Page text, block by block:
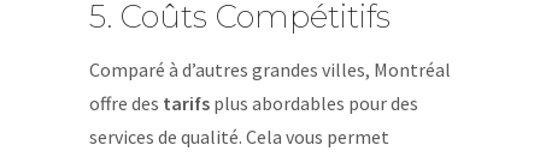
5. Coûts Compétitifs
Comparé à d’autres grandes villes, Montréal
offre des tarifs plus abordables pour des
services de qualité. Cela vous permet